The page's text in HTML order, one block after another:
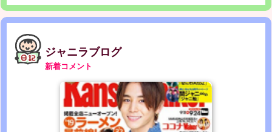
ジャニラブログ
新着コメント